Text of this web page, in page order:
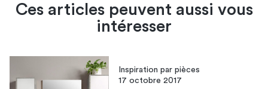
Ces articles peuvent aussi vous
intéresser
Inspiration par pièces
17 octobre 2017